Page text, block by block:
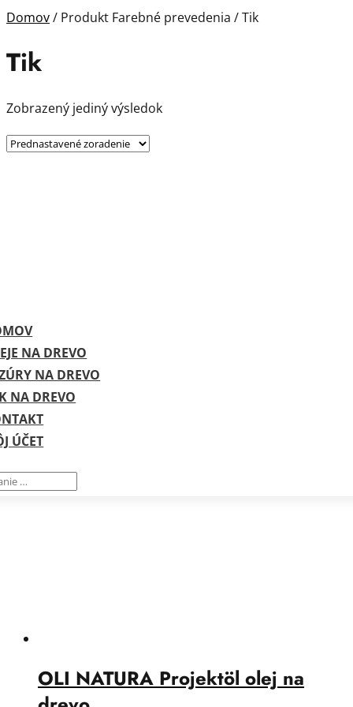
NA DREVO
NA DREVO
NA DREVO
ÚČET
Domov/ Produkt Farebné prevedenia / Tik
Tik
Zobrazený jediný výsledok
OLI NATURA Projektöl olej na